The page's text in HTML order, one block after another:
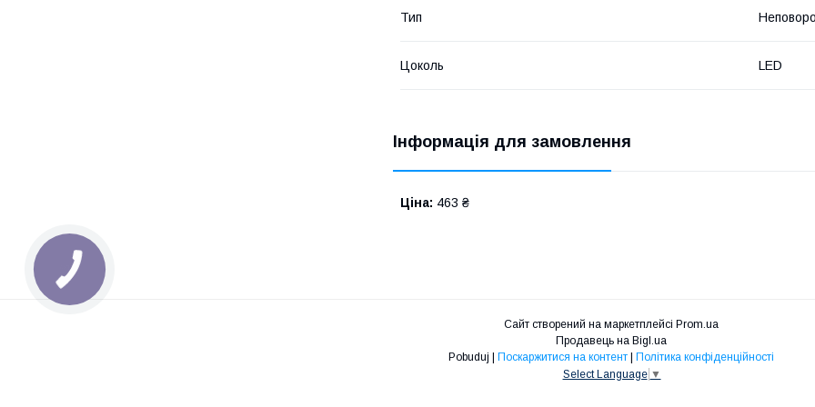
Тип
Цоколь LED
Інформація для замовлення
Ціна: 463 ₴
Сайт створений на маркетплейсі Prom.ua
Продавець на Bigl.ua
Pobuduj | Поскаржитися на контент | Політика конфіденційності
Select Language ▼